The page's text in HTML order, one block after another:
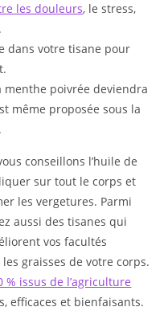
les douleurs, le stress,
dans votre tisane pour
menthe poivrée deviendra
même proposée sous la
conseillons l’huile de
sur tout le corps et
les vergetures. Parmi
aussi des tisanes qui
vos facultés
graisses de votre corps.
issus de l’agriculture
efficaces et bienfaisants.